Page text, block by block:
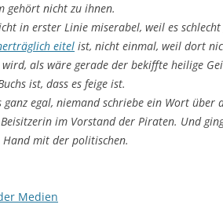
gehört nicht zu ihnen.
in erster Linie miserabel, weil es
eitel ist, nicht einmal, weil dort
als wäre gerade der bekiffte heilige
ist, dass es feige ist.
ganz egal, niemand schriebe ein Wort über
im Vorstand der Piraten. Und
mit der politischen.
Medien